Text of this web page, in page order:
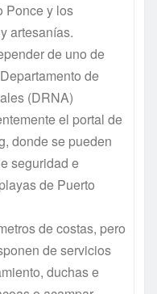
Ponce y los
artesanías.
de uno de
de
(DRNA)
el portal de
donde se pueden
seguridad e
de Puerto
de costas, pero
de servicios
duchas e